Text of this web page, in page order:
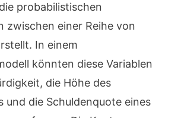
probabilistischen
zwischen einer Reihe von
In einem
könnten diese Variablen
die Höhe des
und die Schuldenquote eines